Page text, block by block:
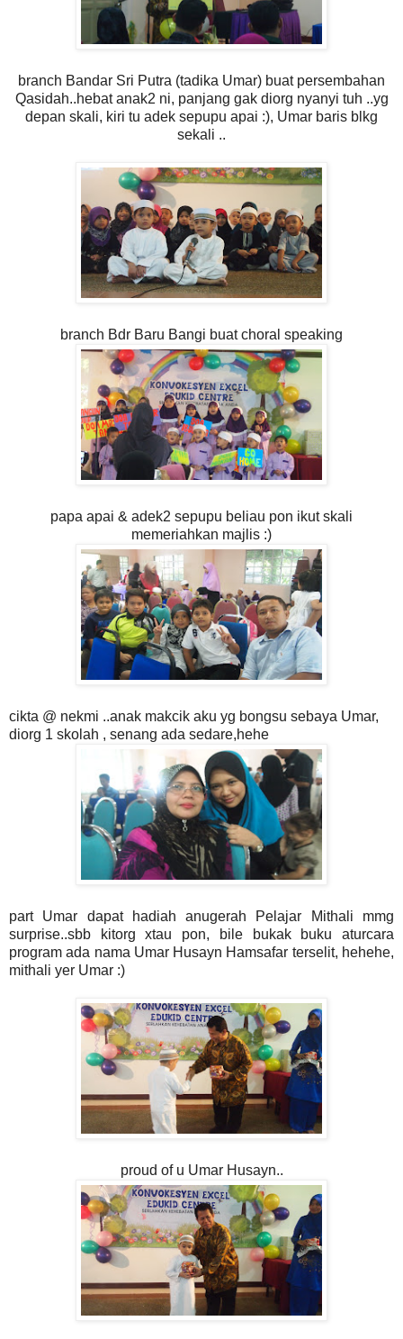
branch Bandar Sri Putra (tadika Umar) buat persembahan
Qasidah..hebat anak2 ni, panjang gak diorg nyanyi tuh ..yg
depan skali, kiri tu adek sepupu apai :), Umar baris blkg
sekali ..
branch Bdr Baru Bangi buat choral speaking
papa apai & adek2 sepupu beliau pon ikut skali
memeriahkan majlis :)
cikta @ nekmi ..anak makcik aku yg bongsu sebaya Umar,
diorg 1 skolah , senang ada sedare,hehe
part Umar dapat hadiah anugerah Pelajar Mithali mmg
surprise..sbb kitorg xtau pon, bile bukak buku aturcara
program ada nama Umar Husayn Hamsafar terselit, hehehe,
mithali yer Umar :)
proud of u Umar Husayn..